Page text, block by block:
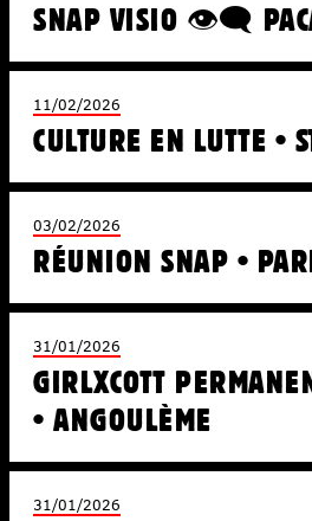
SNAP VISIO 👁️‍🗨️
11/02/2026
CULTURE EN LUTTE •
03/02/2026
RÉUNION SNAP •
31/01/2026
GIRLXCOTT
• ANGOULÈME
31/01/2026